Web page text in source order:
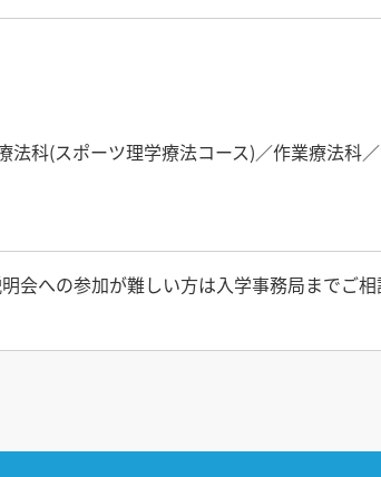
法科(スポーツ理学療法コース)／作業療法科
会への参加が難しい方は入学事務局までご相